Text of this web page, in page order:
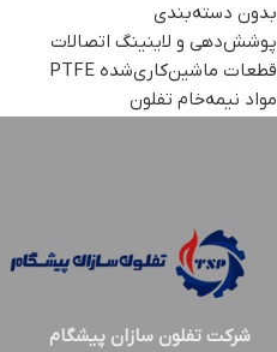
بدون دسته‌بندی
پوشش‌دهی و لاینینگ اتصالات
قطعات ماشین‌کاری‌شده PTFE
مواد نیمه‌خام تفلون
شركت تفلون سازان پيشگام